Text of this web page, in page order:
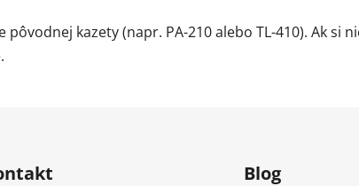
kazety (napr. PA-210 alebo TL-410). Ak si
Blog